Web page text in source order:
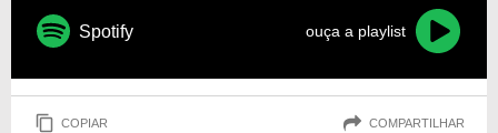
Spotify ouça a playlist
COPIAR COMPARTILHAR